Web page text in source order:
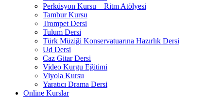
Perküsyon Kursu – Ritm Atölyesi
Tambur Kursu
Trompet Dersi
Tulum Dersi
Türk Müziği Konservatuarına Hazırlık Dersi
Ud Dersi
Caz Gitar Dersi
Video Kurgu Eğitimi
Viyola Kursu
Yaratıcı Drama Dersi
Online Kurslar